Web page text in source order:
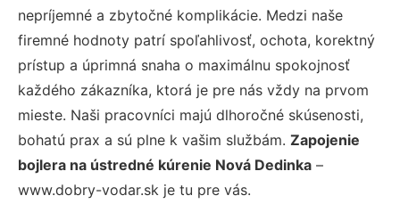
nepríjemné a zbytočné komplikácie. Medzi naše
firemné hodnoty patrí spoľahlivosť, ochota, korektný
prístup a úprimná snaha o maximálnu spokojnosť
každého zákazníka, ktorá je pre nás vždy na prvom
mieste. Naši pracovníci majú dlhoročné skúsenosti,
bohatú prax a sú plne k vašim službám. Zapojenie
bojlera na ústredné kúrenie Nová Dedinka –
www.dobry-vodar.sk je tu pre vás.